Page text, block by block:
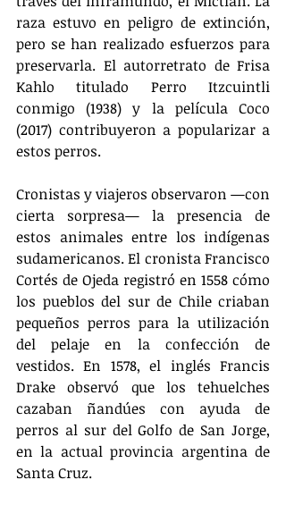
raza estuvo en peligro de extinción,
pero se han realizado esfuerzos para
preservarla. El autorretrato de Frisa
Kahlo titulado Perro Itzcuintli
conmigo (1938) y la película Coco
(2017) contribuyeron a popularizar a
estos perros.
Cronistas y viajeros observaron —con
cierta sorpresa— la presencia de
estos animales entre los indígenas
sudamericanos. El cronista Francisco
Cortés de Ojeda registró en 1558 cómo
los pueblos del sur de Chile criaban
pequeños perros para la utilización
del pelaje en la confección de
vestidos. En 1578, el inglés Francis
Drake observó que los tehuelches
cazaban ñandúes con ayuda de
perros al sur del Golfo de San Jorge,
en la actual provincia argentina de
Santa Cruz.